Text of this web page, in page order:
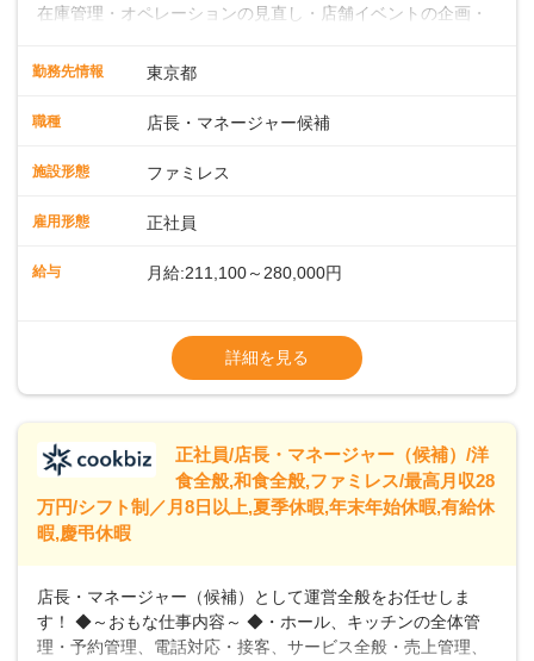
在庫管理・オペレーションの見直し・店舗イベントの企画・
入社後はスキルに合わせた業務からお任せしますので、徐々
向上を目指すDX推進～ ◆すかいらーくのレストランでは、
スタッフの働きやすさをサポートしています。配膳ロボット
や歩行数が約40%も削減されました！また、配膳ロボットに
なDX（デジタルトランスフォーメーション）の取り組みを進
います。私たちは、多様な働き方を提供し、ライフステージ
に合わせた柔軟な勤務時間や働きやすい環境を整えていま
います。
勤務先情報 東京都
職種 店長・マネージャー候補
施設形態 ファミレス
雇用形態 正社員
給与 月給:211,100～280,000円
※残業代全額支給
※経験に応じて応相談①ナショナル社員：月
給245,800円～②エリア社員 ：月給
詳細を見る
正社員/店長・マネージャー（候補）/洋
食全般,和食全般,ファミレス/最高月収28
万円/シフト制／月8日以上,夏季休暇,年末年始休暇,有給休
暇,慶弔休暇
店長・マネージャー（候補）として運営全般をお任せしま
す！ ◆～おもな仕事内容～ ◆・ホール、キッチンの全体管
理・予約管理、電話対応・接客、サービス全般・売上管理、